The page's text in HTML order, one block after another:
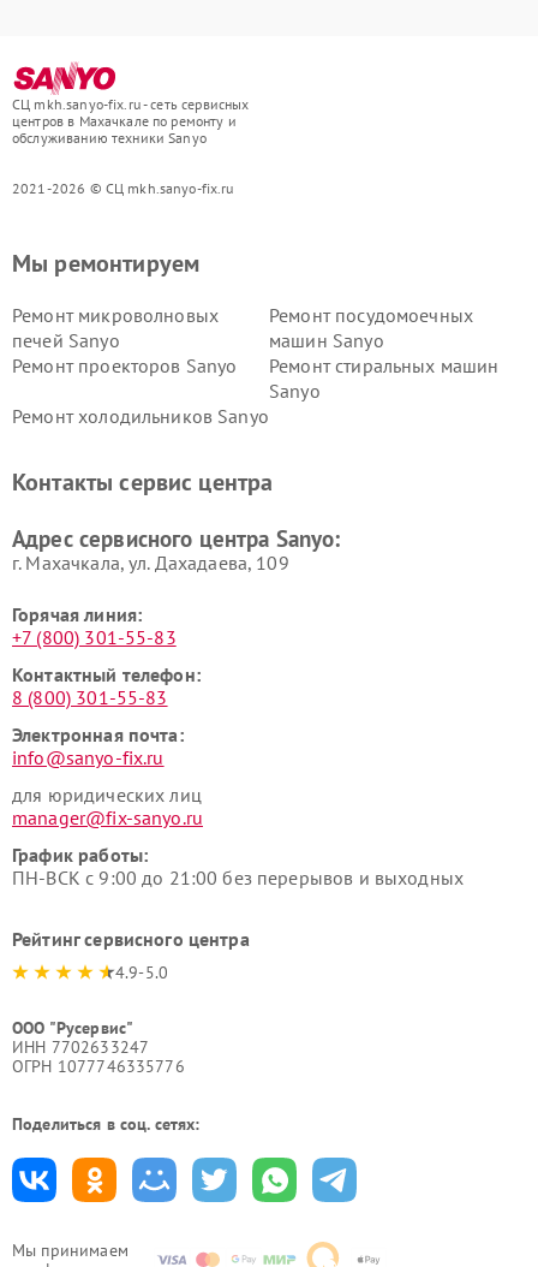
СЦ mkh.sanyo-fix.ru - сеть сервисных
центров в Махачкале по ремонту и
обслуживанию техники Sanyo
2021-2026 © СЦ mkh.sanyo-fix.ru
Мы принимаем
Мы ремонтируем
Ремонт микроволновых
печей Sanyo
Ремонт посудомоечных
машин Sanyo
Ремонт проекторов Sanyo
Ремонт стиральных машин
Sanyo
Ремонт холодильников Sanyo
Контакты сервис центра
Адрес сервисного центра Sanyo:
г. Махачкала, ул. Дахадаева, 109
Горячая линия:
+7 (800) 301-55-83
Контактный телефон:
8 (800) 301-55-83
Электронная почта:
info@sanyo-fix.ru
для юридических лиц
manager@fix-sanyo.ru
График работы:
ПН-ВСК с 9:00 до 21:00 без перерывов и выходных
Рейтинг сервисного центра
4.9-5.0
ООО "Русервис"
ИНН 7702633247
ОГРН 1077746335776
Поделиться в соц. сетях: